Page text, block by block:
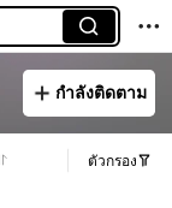
กำลังติดตาม
ตัวกรอง